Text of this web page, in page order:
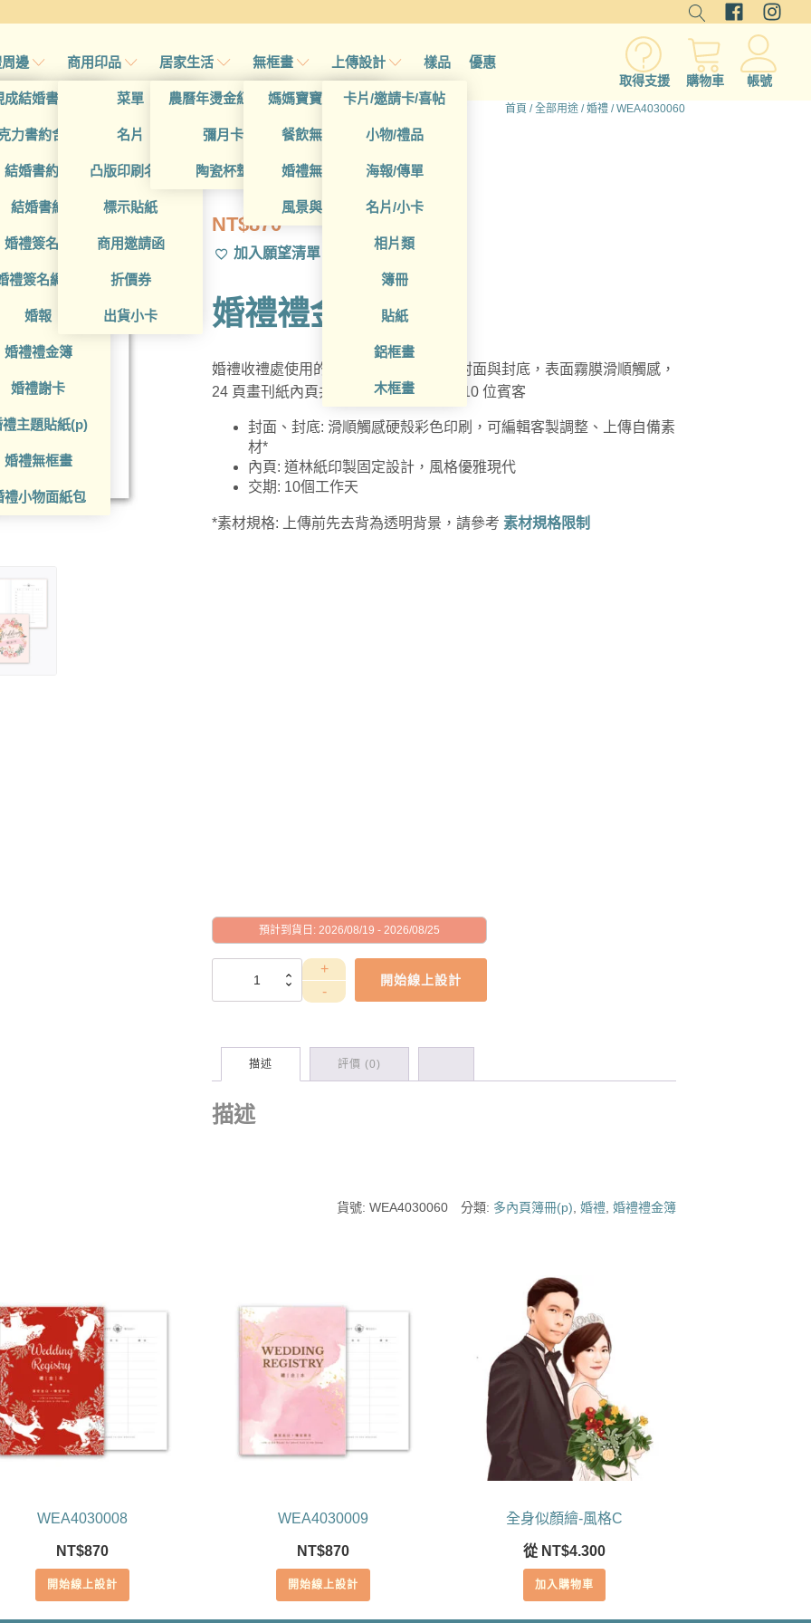
邊
成結婚書約夾
力書約含木座
結婚書約組
結婚書約
婚禮簽名簿
禮簽名綢(p)
婚報
婚禮禮金簿
婚禮謝卡
禮主題貼紙(p)
婚禮無框畫
禮小物面紙包
商用印品
菜單
名片
凸版印刷名片
標示貼紙
商用邀請函
折價券
出貨小卡
居家生活
農曆年燙金紅包袋
彌月卡
陶瓷杯墊
無框畫
媽媽寶寶無框畫
餐飲無框畫
婚禮無框畫
風景與藝術
上傳設計
卡片/邀請卡/喜帖
小物/禮品
海報/傳單
名片/小卡
相片類
簿冊
貼紙
鋁框畫
木框畫
樣品 優惠
取得支援 購物車 帳號
首頁 /全部用途 /婚禮 / WEA4030060
WEA4030060
NT$870
加入願望清單
婚禮禮金簿
婚禮收禮處使用的禮金簿，可客製調整封面與封底，表面霧膜滑順觸感，
24 頁畫刊紙內頁共240欄，每頁可書寫 10 位賓客
封面、封底: 滑順觸感硬殼彩色印刷，可編輯客製調整、上傳自備素
材*
內頁: 道林紙印製固定設計，風格優雅現代
交期: 10個工作天
*素材規格: 上傳前先去背為透明背景，請參考 素材規格限制
預計到貨日: 2026/08/19 - 2026/08/25
WEA4030060
開始線上設計
描述 評價 (0)
描述
貨號:WEA4030060 分類: 多內頁簿冊(p) ,婚禮 ,婚禮禮金簿
WEA4030008
NT$870
開始線上設計
WEA4030009
NT$870
開始線上設計
全身似顏繪-風格C
從 NT$4.300
加入購物車